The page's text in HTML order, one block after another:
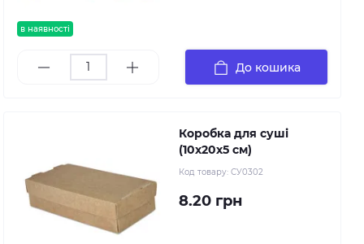
в наявності
До кошика
Коробка для суші
(10х20х5 см)
Код товару: СУ0302
8.20 грн